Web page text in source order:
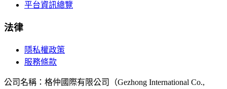
平台資訊總覽
法律
隱私權政策
服務條款
公司名稱 ： 格仲國際有限公司（Gezhong International Co.,